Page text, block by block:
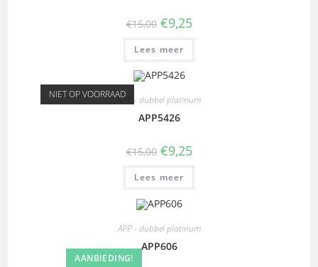
€15,00 €9,25
Lees meer
NIET OP VOORRAADAPP - dubbel platinum
APP5426
€15,00 €9,25
Lees meer
AANBIEDING!
APP - dubbel platinum
APP606